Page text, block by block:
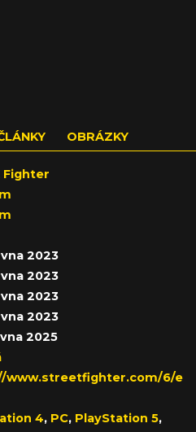
OBRÁZKY
2023
2023
2023
2023
2025
www.streetfighter.com/6/e
4, PC, PlayStation 5,